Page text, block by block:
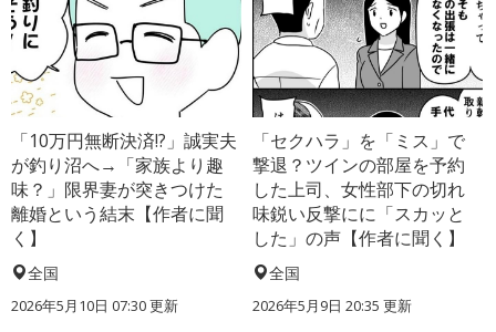
「10万円無断決済!?」誠実夫
が釣り沼へ→「家族より趣
味？」限界妻が突きつけた
離婚という結末【作者に聞
く】
全国
2026年5月10日 07:30 更新
「セクハラ」を「ミス」で
撃退？ツインの部屋を予約
した上司、女性部下の切れ
味鋭い反撃にに「スカッと
した」の声【作者に聞く】
全国
2026年5月9日 20:35 更新